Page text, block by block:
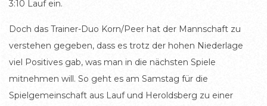
3:10 Lauf ein.
Doch das Trainer-Duo Korn/Peer hat der Mannschaft zu
verstehen gegeben, dass es trotz der hohen Niederlage
viel Positives gab, was man in die nächsten Spiele
mitnehmen will. So geht es am Samstag für die
Spielgemeinschaft aus Lauf und Heroldsberg zu einer